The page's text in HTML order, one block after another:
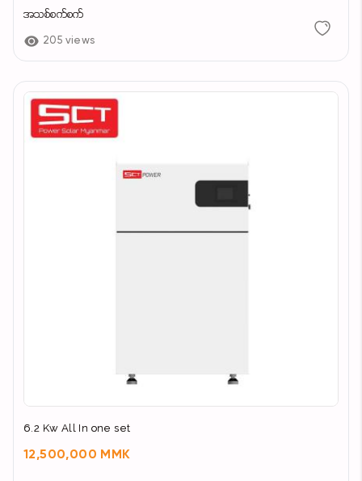
အသစ်စက်စက်
205 views
6.2 Kw All In one set
12,500,000 MMK